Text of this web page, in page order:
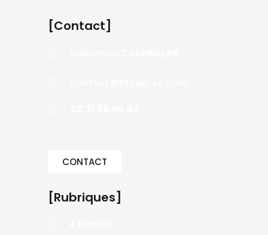
[Contact]
CONTACT
[Rubriques]